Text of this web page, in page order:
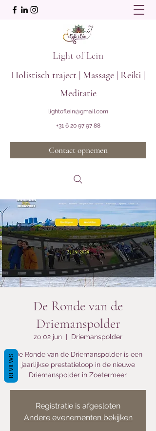
Light of Lein
Holistisch traject | Massage | Reiki |
Meditatie
lightoflein@gmail.com
+31 6 20 97 97 88
Contact opnemen
De Ronde van de
Driemanspolder
zo 02 jun
  |
Driemanspolder
De Ronde van de Driemanspolder is een
jaarlijkse prestatieloop in de nieuwe
Driemanspolder in Zoetermeer.
Registratie is afgesloten
Andere evenementen bekijken
REVIEWS